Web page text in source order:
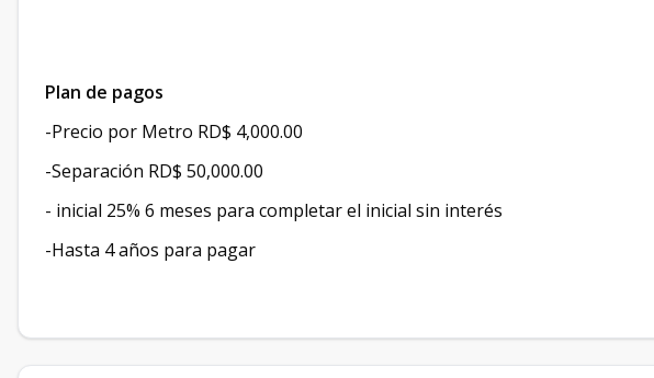
Plan de pagos
-Precio por Metro RD$ 4,000.00
-Separación RD$ 50,000.00
- inicial 25% 6 meses para completar el inicial sin interés
-Hasta 4 años para pagar